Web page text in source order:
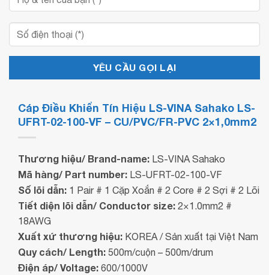
Cáp Điều Khiển Tín Hiệu LS-VINA Sahako LS-
UFRT-02-100-VF – CU/PVC/FR-PVC 2×1,0mm2
Thương hiệu/ Brand-name: LS-VINA Sahako
Mã hàng/ Part number: LS-UFRT-02-100-VF
Số lõi dẫn: 1 Pair # 1 Cặp Xoắn # 2 Core # 2 Sợi # 2 Lõi
Tiết diện lõi dẫn/ Conductor size: 2×1.0mm2 #
18AWG
Xuất xứ thương hiệu: KOREA / Sản xuất tại Việt Nam
Quy cách/ Length: 500m/cuộn – 500m/drum
Điện áp/ Voltage: 600/1000V